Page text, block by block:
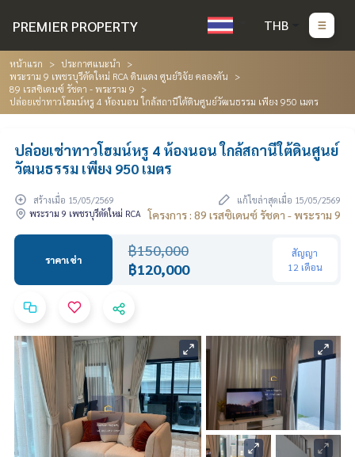
PREMIER PROPERTY THB
หน้าแรก
ประกาศแนะนำ
พระราม 9 เพชรบุรีตัดใหม่ RCA ดินแดง ศูนย์วิจัย คลองตัน
89 เรสซิเดนซ์ รัชดา - พระราม 9
ปล่อยเช่าทาวโฮมน์หรู 4 ห้องนอน ใกล้สถานีใต้ดินศูนย์วัฒนธรรม เพียง 950 เมตร
ปล่อยเช่าทาวโฮมน์หรู 4 ห้องนอน ใกล้สถานีใต้ดินศูนย์
วัฒนธรรม เพียง 950 เมตร
สร้างเมื่อ 15/05/2569
แก้ไขล่าสุดเมื่อ 15/05/2569
พระราม 9 เพชรบุรีตัดใหม่ RCA โครงการ : 89 เรสซิเดนซ์ รัชดา - พระราม 9
ราคาเช่า
฿150,000
฿120,000
สัญญา
12 เดือน